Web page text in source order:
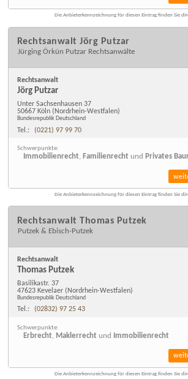
Die Anbieterkennzeichnung für diesen Eintrag finden Sie
Rechtsanwalt Jörg Putzar
Jürging Örkün Putzar Rechtsanwälte
Rechtsanwalt
Jörg Putzar
Unter Sachsenhausen 37
50667 Köln (Nordrhein-Westfalen)
Bundesrepublik Deutschland
Tel.: (0221) 97 99 70
Schwerpunkte:
Immobilienrecht, Familienrecht und Privates
Die Anbieterkennzeichnung für diesen Eintrag finden Sie
Rechtsanwalt Thomas Putzek
Putzek & Ebisch-Putzek
Rechtsanwalt
Thomas Putzek
Basilikastr. 37
47623 Kevelaer (Nordrhein-Westfalen)
Bundesrepublik Deutschland
Tel.: (02832) 97 25 43
Schwerpunkte:
Erbrecht, Maklerrecht und Immobilienrecht
Die Anbieterkennzeichnung für diesen Eintrag finden Sie